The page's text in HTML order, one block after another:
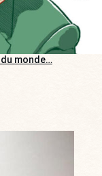
du monde…